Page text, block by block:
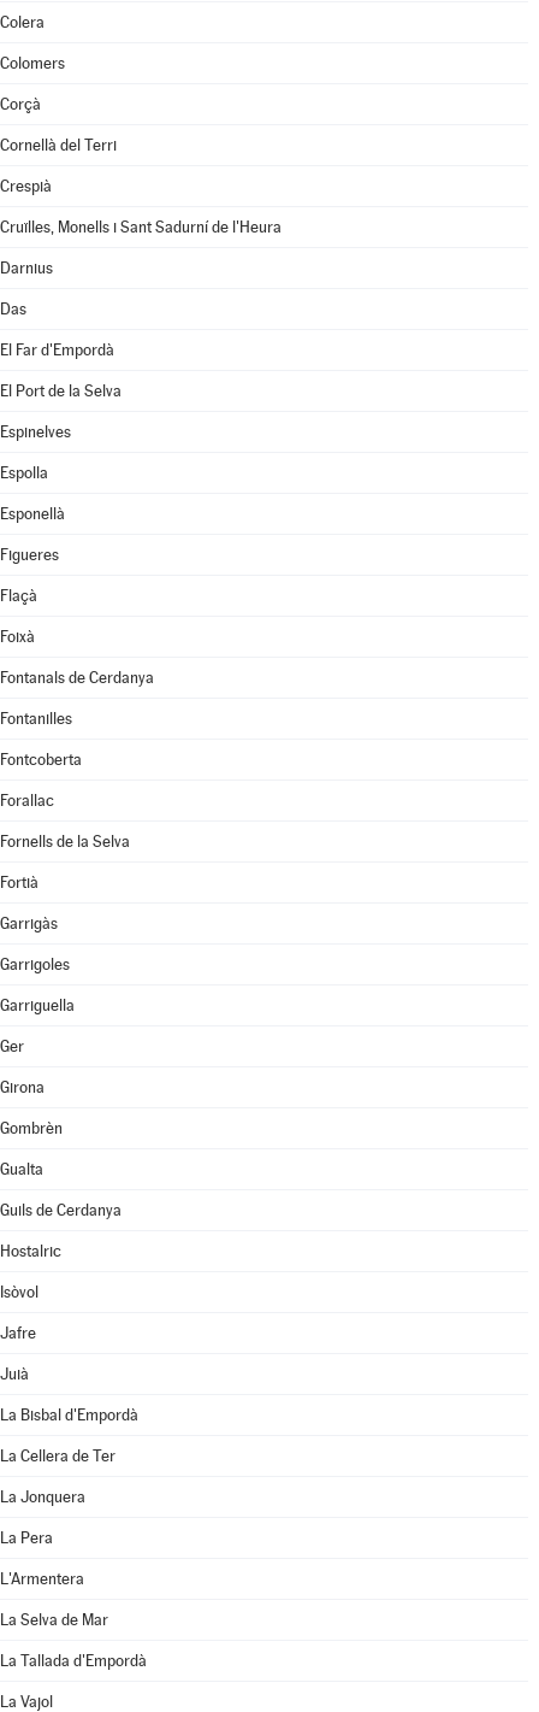
Colera
Colomers
Corçà
Cornellà del Terri
Crespià
Cruïlles, Monells i Sant Sadurní de l'Heura
Darnius
Das
El Far d'Empordà
El Port de la Selva
Espinelves
Espolla
Esponellà
Figueres
Flaçà
Foixà
Fontanals de Cerdanya
Fontanilles
Fontcoberta
Forallac
Fornells de la Selva
Fortià
Garrigàs
Garrigoles
Garriguella
Ger
Girona
Gombrèn
Gualta
Guils de Cerdanya
Hostalric
Isòvol
Jafre
Juià
La Bisbal d'Empordà
La Cellera de Ter
La Jonquera
La Pera
L'Armentera
La Selva de Mar
La Tallada d'Empordà
La Vajol